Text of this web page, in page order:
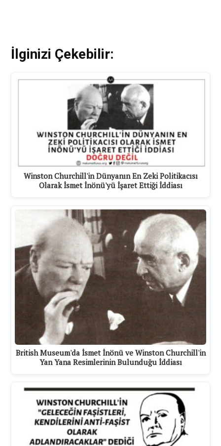
İlginizi Çekebilir:
Winston Churchill'in Dünyanın En Zeki Politikacısı
Olarak İsmet İnönü'yü İşaret Ettiği İddiası
British Museum'da İsmet İnönü ve Winston Churchill'in
Yan Yana Resimlerinin Bulunduğu İddiası